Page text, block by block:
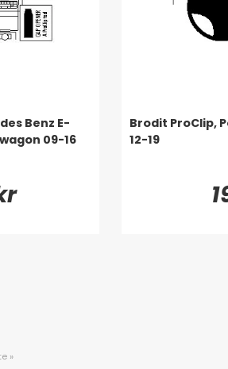
Benz E-
09-16
Brodit ProClip,
12-19
»